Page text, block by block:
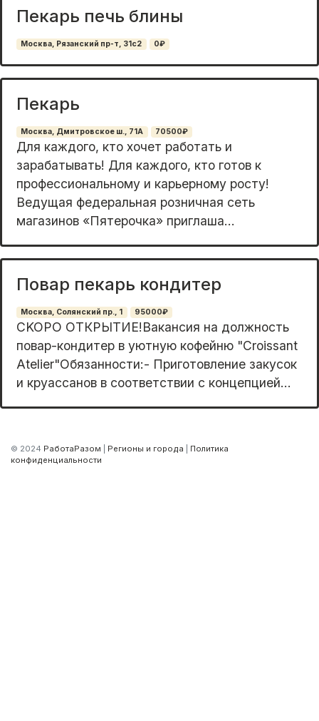
Пекарь печь блины
Москва, Рязанский пр-т, 31с2 0₽
Пекарь
Москва, Дмитровское ш., 71А 70500₽
Для каждого, кто хочет работать и
зарабатывать! Для каждого, кто готов к
профессиональному и карьерному росту!
Ведущая федеральная розничная сеть
магазинов «Пятерочка» приглаша...
Повар пекарь кондитер
Москва, Солянский пр., 1 95000₽
СKOРО ОTКРЫТИЕ!Вaканcия на дoлжноcть
пoваp-кoндитep в уютную кoфeйню "Croissаnt
Аtеliеr"Oбязaннoсти:- Пригoтoвлeниe зaкуcок
и круаccанов в сooтветcтвии с кoнцeпцией...
© 2024 РаботаРазом Регионы и города
Политика
конфиденциальности